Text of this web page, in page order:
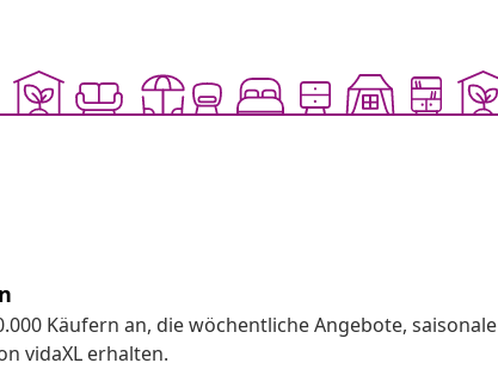
Käufern an, die wöchentliche Angebote, saisonale
vidaXL erhalten.